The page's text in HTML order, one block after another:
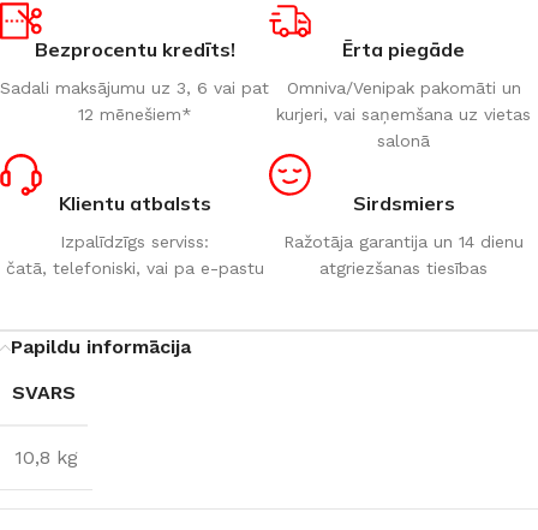
Bezprocentu kredīts!
Sadali maksājumu uz 3, 6 vai pat
12 mēnešiem*
Ērta piegāde
Omniva/Venipak pakomāti un
kurjeri, vai saņemšana uz vietas
salonā
Klientu atbalsts
Izpalīdzīgs serviss:
čatā, telefoniski, vai pa e-pastu
Sirdsmiers
Ražotāja garantija un 14 dienu
atgriezšanas tiesības
Papildu informācija
SVARS
10,8 kg